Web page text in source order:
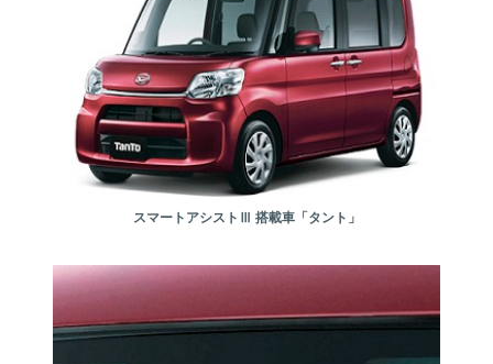
スマートアシストⅢ 搭載車「タント」